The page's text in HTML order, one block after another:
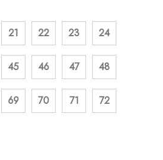
21 22 23 24
45 46 47 48
69 70 71 72